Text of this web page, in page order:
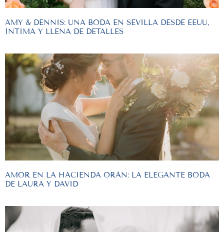
AMY & DENNIS: UNA BODA EN SEVILLA DESDE EEUU,
ÍNTIMA Y LLENA DE DETALLES
AMOR EN LA HACIENDA ORÁN: LA ELEGANTE BODA
DE LAURA Y DAVID